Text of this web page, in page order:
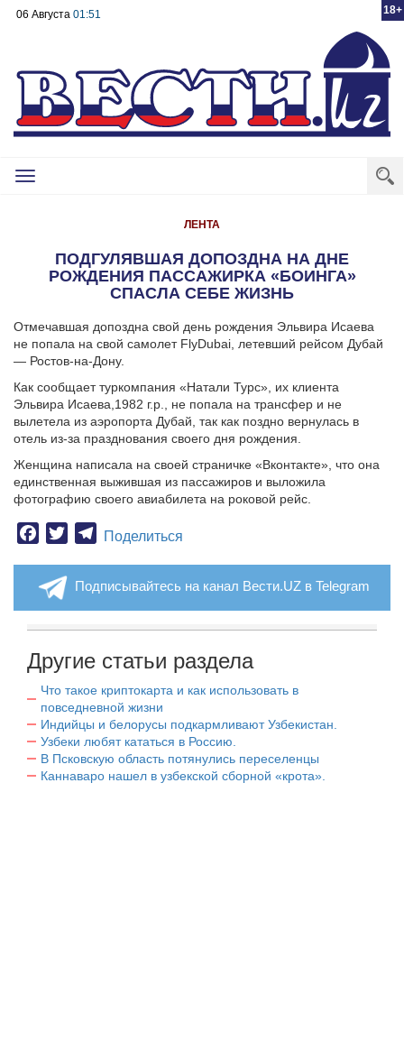
18+
06 Августа 01:51
Toggle
ЛЕНТА
ПОДГУЛЯВШАЯ ДОПОЗДНА НА ДНЕ
РОЖДЕНИЯ ПАССАЖИРКА «БОИНГА»
СПАСЛА СЕБЕ ЖИЗНЬ
Отмечавшая допоздна свой день рождения Эльвира Исаева
не попала на свой самолет FlyDubai, летевший рейсом Дубай
— Ростов-на-Дону.
Как сообщает туркомпания «Натали Турс», их клиента
Эльвира Исаева,1982 г.р., не попала на трансфер и не
вылетела из аэропорта Дубай, так как поздно вернулась в
отель из-за празднования своего дня рождения.
Женщина написала на своей страничке «Вконтакте», что она
единственная выжившая из пассажиров и выложила
фотографию своего авиабилета на роковой рейс.
Facebook
TwitterTelegram
Поделиться
Подписывайтесь на канал Вести.UZ в Telegram
Другие статьи раздела
Что такое криптокарта и как использовать в
повседневной жизни
Индийцы и белорусы подкармливают Узбекистан.
Узбеки любят кататься в Россию.
В Псковскую область потянулись переселенцы
Каннаваро нашел в узбекской сборной «крота».